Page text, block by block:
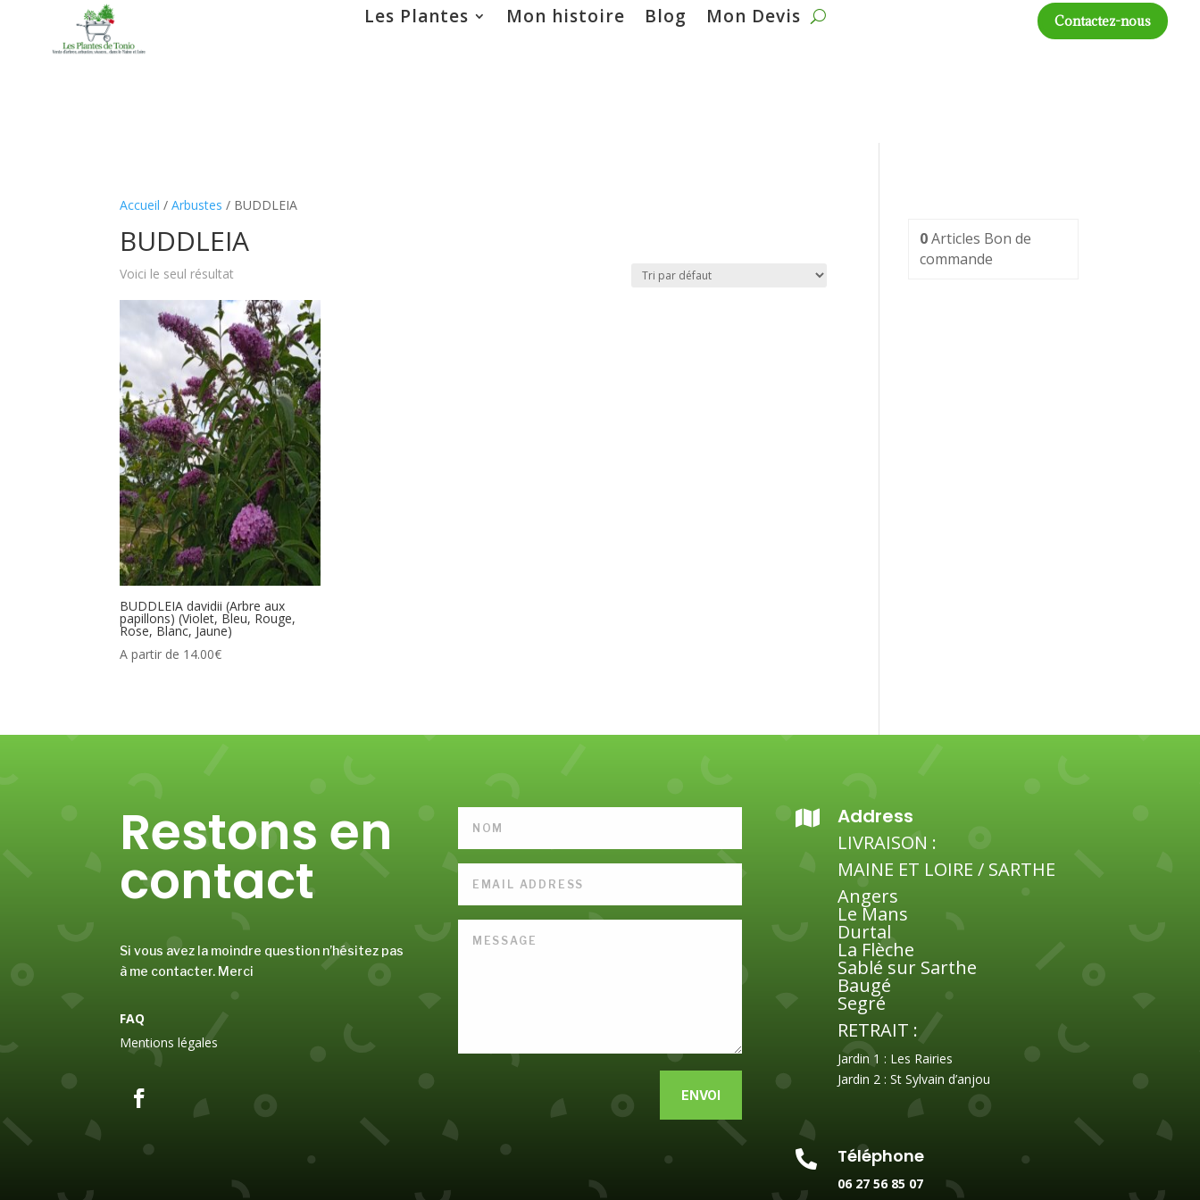
Les Plantes Mon histoire Blog Mon Devis Contactez-nous
Accueil /Arbustes / BUDDLEIA
BUDDLEIA
Voici le seul résultat
BUDDLEIA davidii (Arbre aux
papillons) (Violet, Bleu, Rouge,
Rose, Blanc, Jaune)
A partir de 14.00€
0Articles Bon de
commande
Restons en
contact
Si vous avez la moindre question n’hésitez pas
à me contacter. Merci
FAQ
Mentions légales
ENVOI
 Address
LIVRAISON :
MAINE ET LOIRE / SARTHE
Angers
Le Mans
Durtal
La Flèche
Sablé sur Sarthe
Baugé
Segré
RETRAIT :
Jardin 1 : Les Rairies
Jardin 2 : St Sylvain d’anjou
 Téléphone
06 27 56 85 07